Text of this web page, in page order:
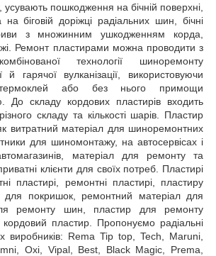
пошкодження на бічній поверхні,
біговій доріжці радіальних шин, бічні
з множинним ушкодженням корда,
Ремонт пластирами можна проводити з
технології шиноремонту
гарячої вулканізації, використовуючи
термоклей або без нього примощи
До складу кордових пластирів входить
складу та кількості шарів. Пластир
витратний матеріал для шиноремонтних
для шиномонтажу, на автосервісах і
матеріал для ремонту та
клієнти для своїх потреб. Пластирі
пластирі, ремонтні пластирі, пластиру
покришок, ремонтний матеріал для
ремонту шин, пластир для ремонту
пластир. Пропонуємо радіальні
виробників: Rema Tip top, Tech, Maruni,
Oxi, Vipal, Best, Black Magic, Prema,